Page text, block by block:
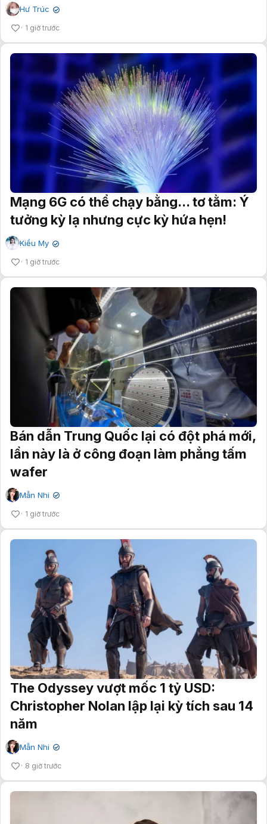
Hư Trúc ✔
1 giờ trước
Mạng 6G có thể chạy bằng... tơ tằm: Ý
tưởng kỳ lạ nhưng cực kỳ hứa hẹn!
Kiều My ✔
1 giờ trước
Bán dẫn Trung Quốc lại có đột phá mới,
lần này là ở công đoạn làm phẳng tấm
wafer
Mẫn Nhi ✔
1 giờ trước
The Odyssey vượt mốc 1 tỷ USD:
Christopher Nolan lập lại kỳ tích sau 14
năm
Mẫn Nhi ✔
8 giờ trước